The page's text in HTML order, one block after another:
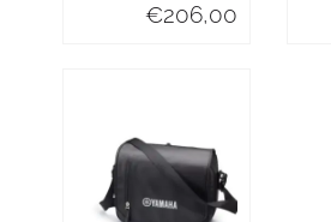
€206,00